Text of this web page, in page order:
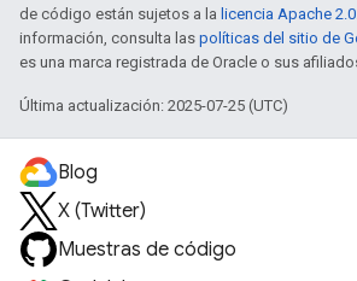
de código están sujetos a la licencia Apache 2.0
información, consulta las políticas del sitio de
es una marca registrada de Oracle o sus
Última actualización: 2025-07-25 (UTC)
Blog
X (Twitter)
Muestras de código